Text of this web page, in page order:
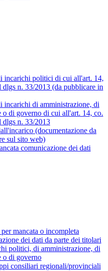
incarichi politici di cui all'art. 14,
dlgs n. 33/2013 (da pubblicare in
incarichi di amministrazione, di
o di governo di cui all'art. 14, co.
dlgs n. 33/2013
(documentazione da
sul sito web)
comunicazione dei dati
mancata o incompleta
dei dati da parte dei titolari
politici, di amministrazione, di
o di governo
consiliari regionali/provinciali